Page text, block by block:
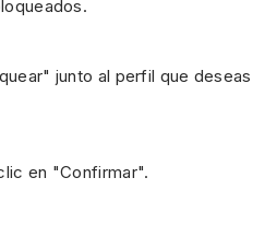
junto al perfil que deseas
en "Confirmar".